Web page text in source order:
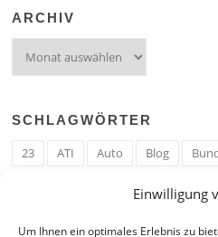
Einwilligung
Um Ihnen ein optimales Erlebnis zu
ARCHIV
SCHLAGWÖRTER
23 ATI Auto Blog